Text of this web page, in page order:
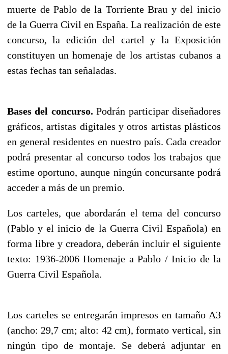
muerte de Pablo de la Torriente Brau y del inicio
de la Guerra Civil en España. La realización de este
concurso, la edición del cartel y la Exposición
constituyen un homenaje de los artistas cubanos a
estas fechas tan señaladas.
Bases del concurso. Podrán participar diseñadores
gráficos, artistas digitales y otros artistas plásticos
en general residentes en nuestro país. Cada creador
podrá presentar al concurso todos los trabajos que
estime oportuno, aunque ningún concursante podrá
acceder a más de un premio.
Los carteles, que abordarán el tema del concurso
(Pablo y el inicio de la Guerra Civil Española) en
forma libre y creadora, deberán incluir el siguiente
texto: 1936-2006 Homenaje a Pablo / Inicio de la
Guerra Civil Española.
Los carteles se entregarán impresos en tamaño A3
(ancho: 29,7 cm; alto: 42 cm), formato vertical, sin
ningún tipo de montaje. Se deberá adjuntar en